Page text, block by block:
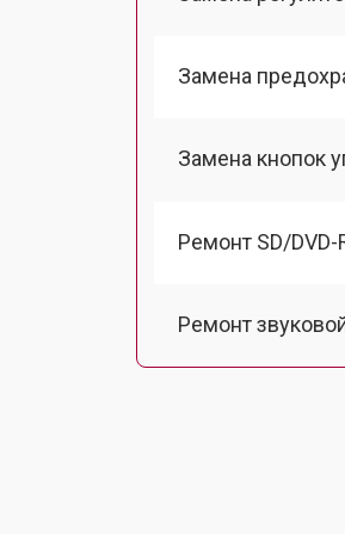
Замена
Замена кнопок
Ремонт SD/DVD-
Ремонт